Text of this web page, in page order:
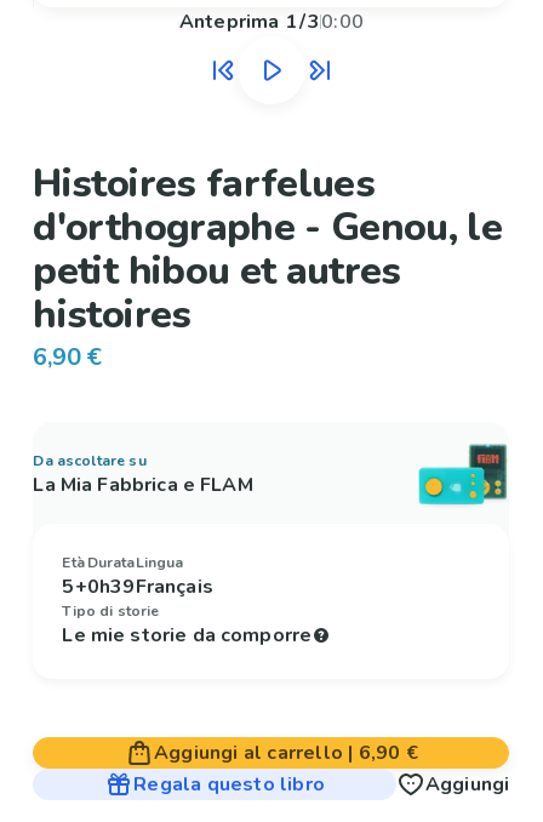
Anteprima 1/30:00
Histoires farfelues
d'orthographe - Genou, le
petit hibou et autres
histoires
6,90 €
Da ascoltare su
La Mia Fabbrica e FLAM
Età
5+
Durata
0h39
Lingua
Français
Tipo di storie
Le mie storie da comporre
Aggiungi al carrello | 6,90 €
Regala questo libro
Aggiungi